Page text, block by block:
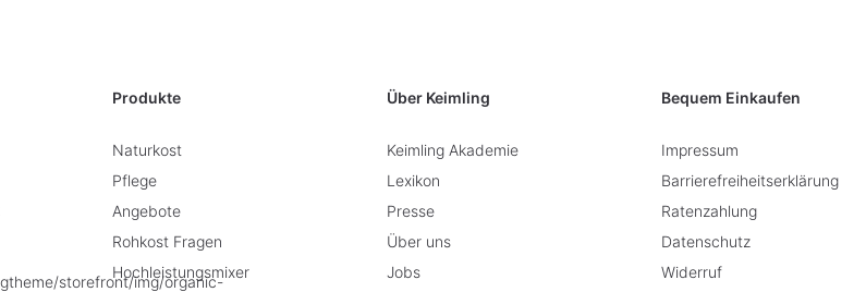
Produkte
Naturkost
Pflege
Angebote
Rohkost Fragen
Hochleistungsmixer
Über Keimling
Keimling Akademie
Lexikon
Presse
Über uns
Jobs
Bequem Einkaufen
Impressum
Barrierefreiheitserklärung
Ratenzahlung
Datenschutz
Widerruf